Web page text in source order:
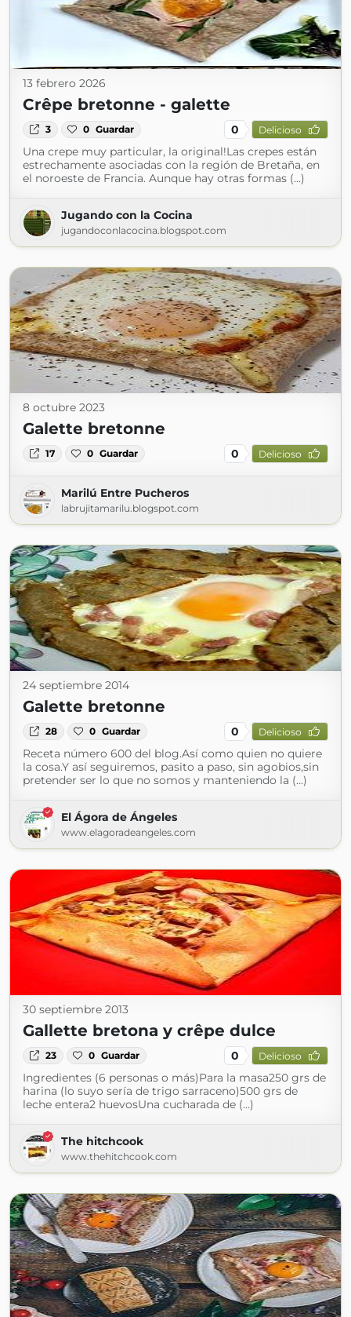
13 febrero 2026
Crêpe bretonne - galette
3 0 Guardar 0 Delicioso
Una crepe muy particular, la original!Las crepes están
estrechamente asociadas con la región de Bretaña, en
el noroeste de Francia. Aunque hay otras formas (...)
Jugando con la Cocina
jugandoconlacocina.blogspot.com
8 octubre 2023
Galette bretonne
17 0 Guardar 0 Delicioso
Marilú Entre Pucheros
labrujitamarilu.blogspot.com
24 septiembre 2014
Galette bretonne
28 0 Guardar 0 Delicioso
Receta número 600 del blog.Así como quien no quiere
la cosa.Y así seguiremos, pasito a paso, sin agobios,sin
pretender ser lo que no somos y manteniendo la (...)
El Ágora de Ángeles
www.elagoradeangeles.com
30 septiembre 2013
Gallette bretona y crêpe dulce
23 0 Guardar 0 Delicioso
Ingredientes (6 personas o más)Para la masa250 grs de
harina (lo suyo sería de trigo sarraceno)500 grs de
leche entera2 huevosUna cucharada de (...)
The hitchcook
www.thehitchcook.com